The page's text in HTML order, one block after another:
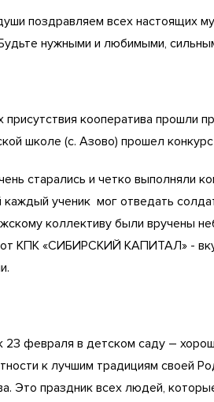
поздравляем всех настоящих
нужными и любимыми,
присутствия кооператива прошли
школе (с. Азово) прошел
старались и четко выполняли
каждый ученик мог отведать
коллективу были вручены
КПК «СИБИРСКИЙ КАПИТАЛ» -
23 февраля в детском саду –
к лучшим традициям своей
Это праздник всех людей,